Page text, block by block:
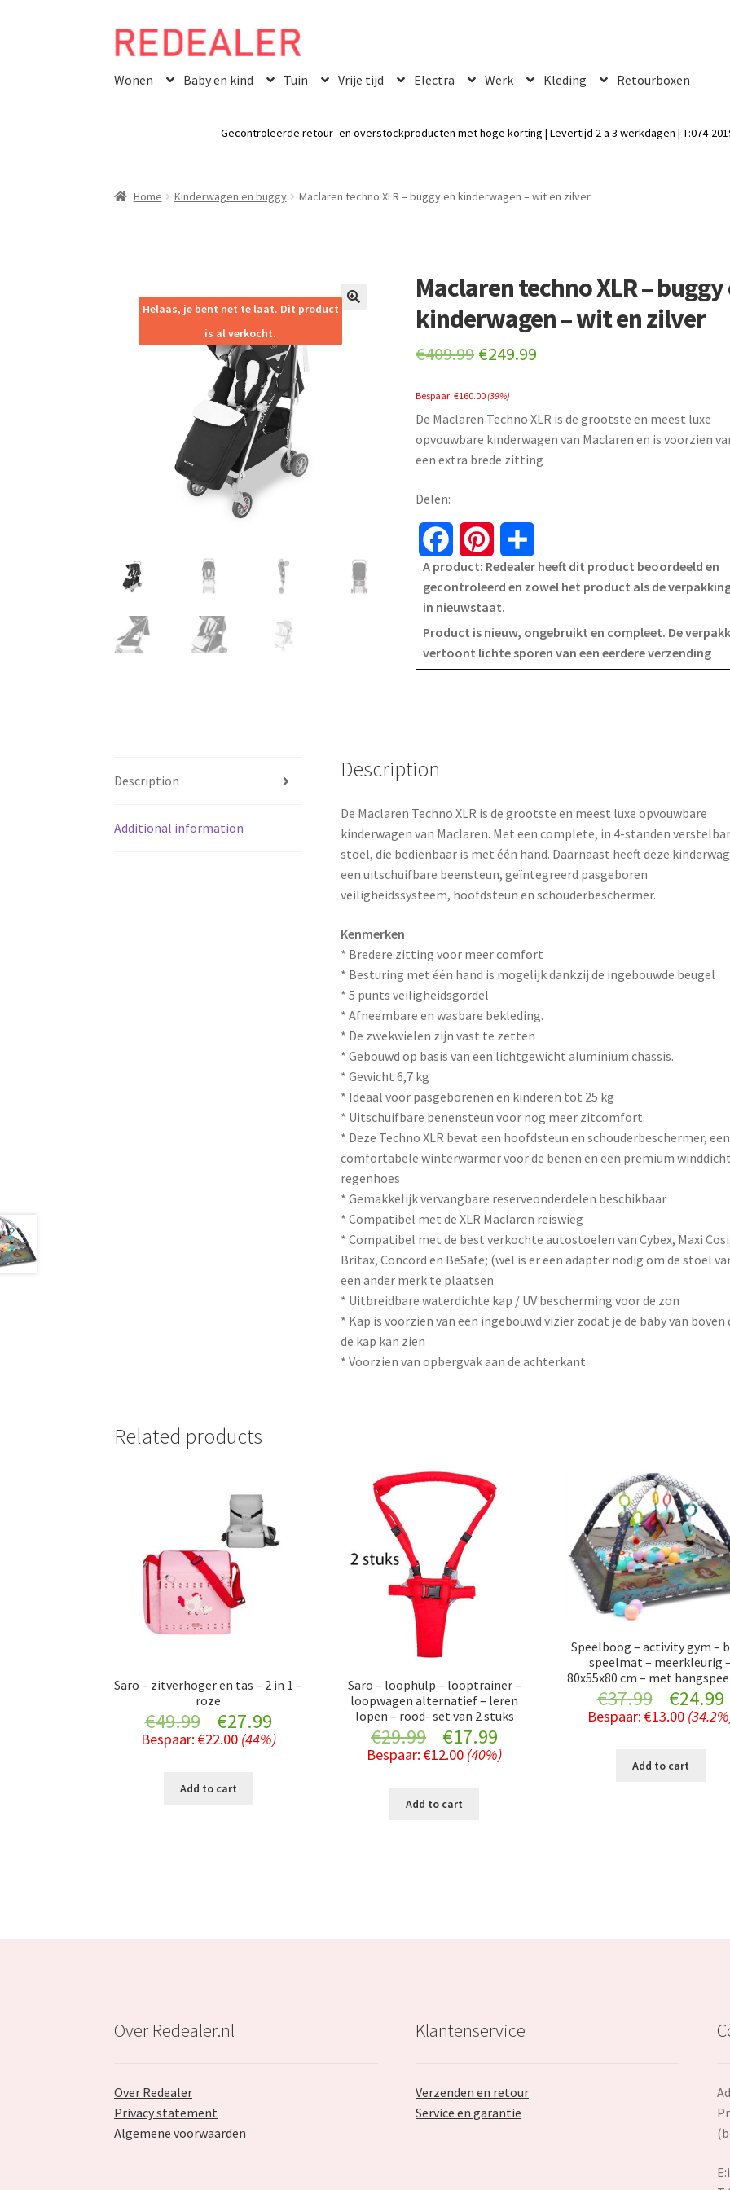
Skip
navigation
Skip
content
Wonen Baby en kind Tuin Vrije tijd Electra Werk Kleding Retourboxen
Gecontroleerde retour- en overstockproducten met hoge korting | Levertijd 2 a 3 werkdagen | T:074-
Home Kinderwagen en buggy Maclaren techno XLR – buggy en kinderwagen – wit en zilver
Helaas, je bent net te laat. Dit product
is al verkocht.
Maclaren techno XLR – buggy
kinderwagen – wit en zilver
€409.99 Original
was:
€409.99.
€249.99
is:
€249.99.
Bespaar:€160.00(39%)
De Maclaren Techno XLR is de grootste en meest luxe
opvouwbare kinderwagen van Maclaren en is voorzien
een extra brede zitting
Delen:
a
c
e
i
n
t
t
h
r
A product: Redealer heeft dit product beoordeeld en
gecontroleerd en zowel het product als de
in nieuwstaat.
Product is nieuw, ongebruikt en compleet. De
vertoont lichte sporen van een eerdere verzending
Description
Additional information
Description
De Maclaren Techno XLR is de grootste en meest luxe opvouwbare
kinderwagen van Maclaren. Met een complete, in 4-standen
stoel, die bedienbaar is met één hand. Daarnaast heeft deze
een uitschuifbare beensteun, geïntegreerd pasgeboren
veiligheidssysteem, hoofdsteun en schouderbeschermer.
Kenmerken
* Bredere zitting voor meer comfort
* Besturing met één hand is mogelijk dankzij de ingebouwde beugel
* 5 punts veiligheidsgordel
* Afneembare en wasbare bekleding.
* De zwekwielen zijn vast te zetten
* Gebouwd op basis van een lichtgewicht aluminium chassis.
* Gewicht 6,7 kg
* Ideaal voor pasgeborenen en kinderen tot 25 kg
* Uitschuifbare benensteun voor nog meer zitcomfort.
* Deze Techno XLR bevat een hoofdsteun en schouderbeschermer, een
comfortabele winterwarmer voor de benen en een premium
regenhoes
* Gemakkelijk vervangbare reserveonderdelen beschikbaar
* Compatibel met de XLR Maclaren reiswieg
* Compatibel met de best verkochte autostoelen van Cybex, Maxi
Britax, Concord en BeSafe; (wel is er een adapter nodig om de stoel
een ander merk te plaatsen
* Uitbreidbare waterdichte kap / UV bescherming voor de zon
* Kap is voorzien van een ingebouwd vizier zodat je de baby van boven
de kap kan zien
* Voorzien van opbergvak aan de achterkant
Related products
Saro – zitverhoger en tas – 2 in 1 –
roze
€49.99
Original
price
was:
€27.99Current
price
Bespaar: €22.00 (44%)
Add to cart
Saro – loophulp – looptrainer –
loopwagen alternatief – leren
lopen – rood- set van 2 stuks
€29.99
Original
price
was:
€17.99
price
Bespaar:€12.00 (40%)
Add to cart
Speelboog – activity gym –
speelmat – meerkleurig –
80x55x80 cm – met
€37.99
Original
price
was:
€24.99
Bespaar:€13.00
Add to cart
Over Redealer.nl
Over Redealer
Privacy statement
Algemene voorwaarden
Klantenservice
Verzenden en retour
Service en garantie
E: